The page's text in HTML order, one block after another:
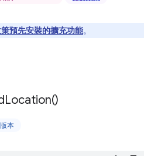
預先安裝的擴充功能。
Location()
本